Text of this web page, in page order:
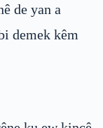
de yan a
demek kêm